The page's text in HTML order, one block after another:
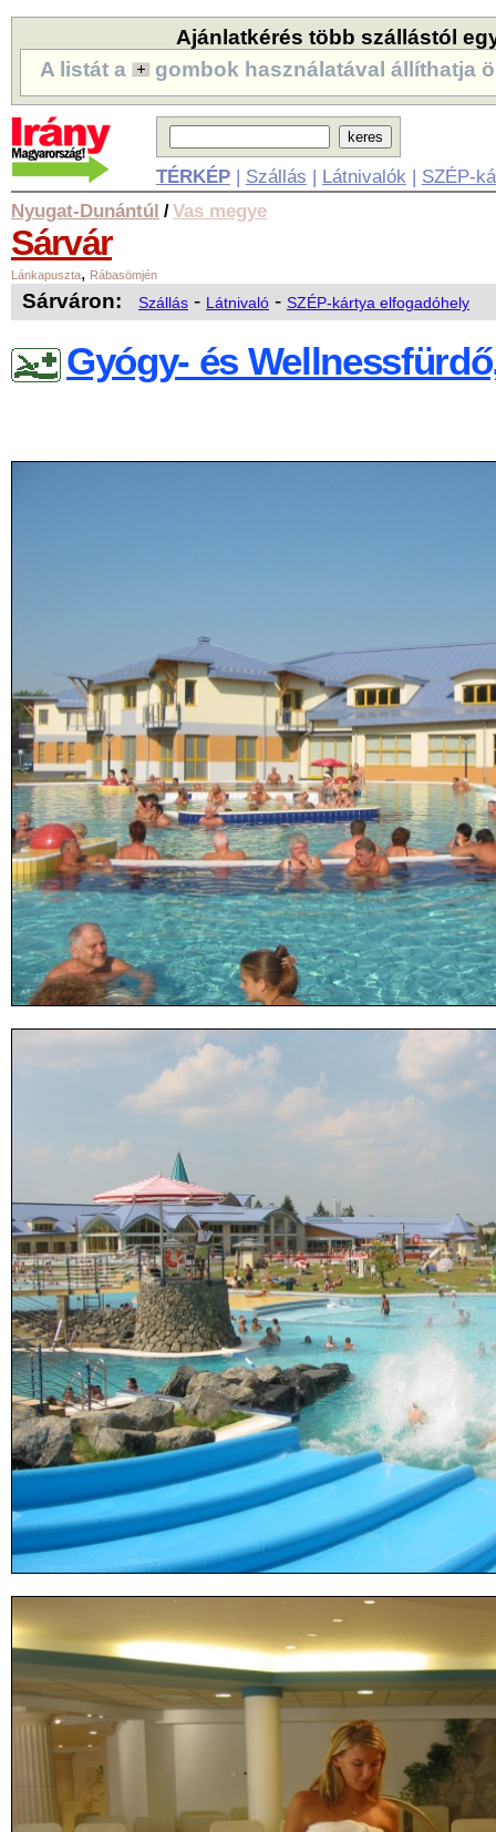
Ajánlatkérés több szállástól
A listát a
gombok használatával állíthatja
TÉRKÉP| Szállás | Látnivalók | SZÉP-
Nyugat-Dunántúl /Vas megye
Sárvár
Lánkapuszta, Rábasömjén
Sárváron: Szállás - Látnivaló - SZÉP-kártya elfogadóhely
Gyógy- és